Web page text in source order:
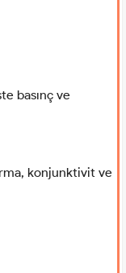
basınç ve
konjunktivit ve